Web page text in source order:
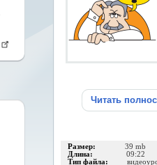
Читать
Размер: 39 mb
Длина: 09:22
Тип файла: